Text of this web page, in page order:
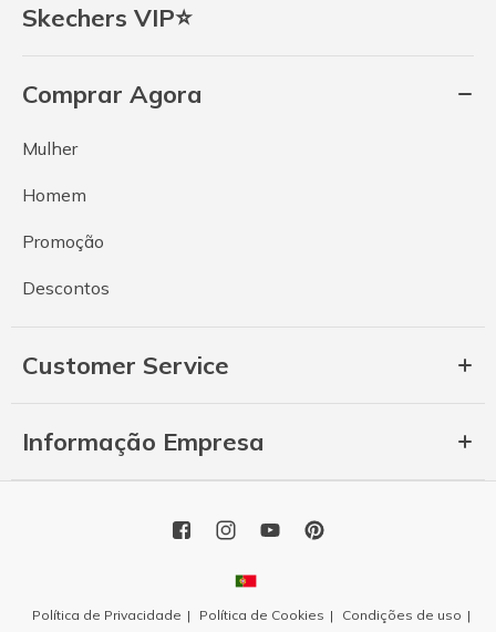
Skechers VIP⭐
Comprar Agora
Mulher
Homem
Promoção
Descontos
Customer Service
Informação Empresa
Política de Privacidade Política de Cookies
Condições de uso